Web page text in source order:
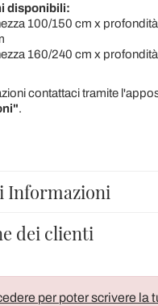
disponibili:
100/150 cm x
160/240 cm x
contattaci tramite
.
Informazioni
dei clienti
per poter scrivere la